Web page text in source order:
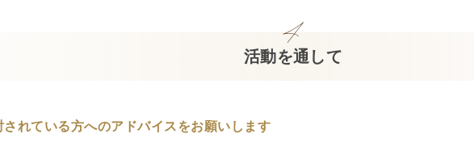
活動を通して
されている方へのアドバイスをお願いします